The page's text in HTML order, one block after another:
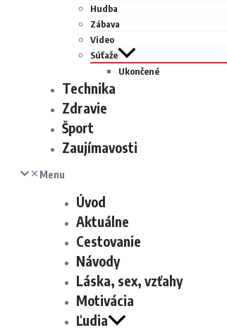
Hudba
Zábava
Video
Súťaže
Ukončené
Technika
Zdravie
Šport
Zaujímavosti
Menu
Úvod
Aktuálne
Cestovanie
Návody
Láska, sex, vzťahy
Motivácia
Ľudia